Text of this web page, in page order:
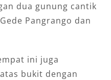
dua gunung cantik
Pangrango dan
ini juga
bukit dengan